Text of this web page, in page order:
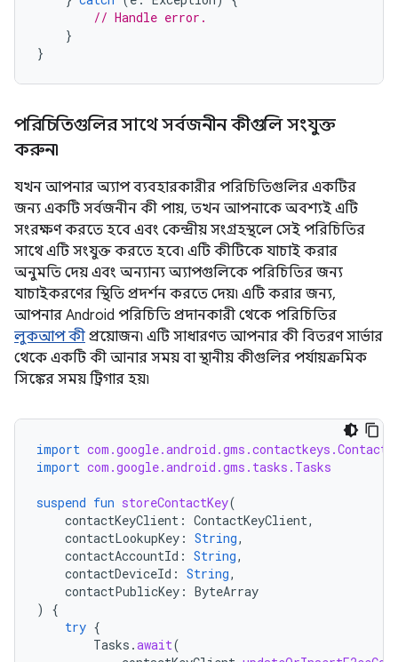
// Handle error.
}
}
পরিচিতিগুলির সাথে সর্বজনীন কীগুলি সংযুক্ত
করুন৷
যখন আপনার অ্যাপ ব্যবহারকারীর পরিচিতিগুলির একটির
জন্য একটি সর্বজনীন কী পায়, তখন আপনাকে অবশ্যই এটি
সংরক্ষণ করতে হবে এবং কেন্দ্রীয় সংগ্রহস্থলে সেই পরিচিতির
সাথে এটি সংযুক্ত করতে হবে৷ এটি কীটিকে যাচাই করার
অনুমতি দেয় এবং অন্যান্য অ্যাপগুলিকে পরিচিতির জন্য
যাচাইকরণের স্থিতি প্রদর্শন করতে দেয়৷ এটি করার জন্য,
আপনার Android পরিচিতি প্রদানকারী থেকে পরিচিতির
লুকআপ কী প্রয়োজন৷ এটি সাধারণত আপনার কী বিতরণ সার্ভার
থেকে একটি কী আনার সময় বা স্থানীয় কীগুলির পর্যায়ক্রমিক
সিঙ্কের সময় ট্রিগার হয়৷
import
import com.google.android.gms.tasks.Tasks
suspend fun storeContactKey(
contactKeyClient : ContactKeyClient,
contactLookupKey : String,
contactAccountId : String,
contactDeviceId : String,
contactPublicKey : ByteArray
)
{
try {
Tasks .await(